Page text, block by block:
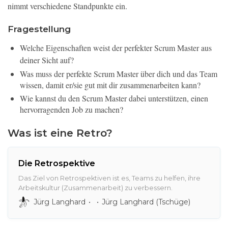
nimmt verschiedene Standpunkte ein.
Fragestellung
Welche Eigenschaften weist der perfekter Scrum Master aus
deiner Sicht auf?
Was muss der perfekte Scrum Master über dich und das Team
wissen, damit er/sie gut mit dir zusammenarbeiten kann?
Wie kannst du den Scrum Master dabei unterstützen, einen
hervorragenden Job zu machen?
Was ist eine Retro?
Die Retrospektive
Das Ziel von Retrospektiven ist es, Teams zu helfen, ihre
Arbeitskultur (Zusammenarbeit) zu verbessern.
Jürg Langhard Jürg Langhard (Tschüge)